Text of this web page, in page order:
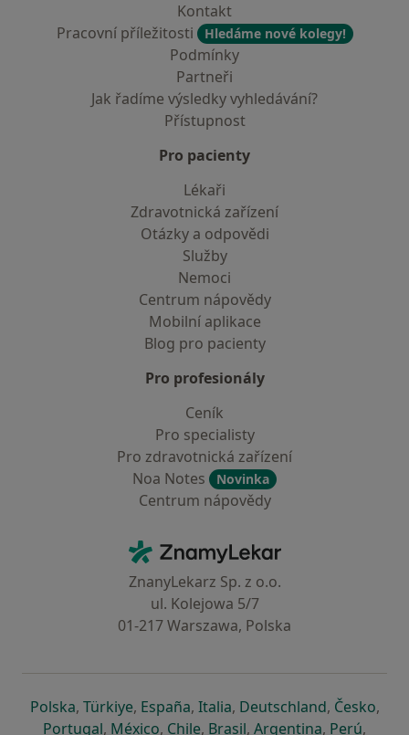
Kontakt
Pracovní příležitosti
Hledáme nové kolegy!
Podmínky
Partneři
Jak řadíme výsledky vyhledávání?
Přístupnost
Pro pacienty
Lékaři
Zdravotnická zařízení
Otázky a odpovědi
Služby
Nemoci
Centrum nápovědy
Mobilní aplikace
Blog pro pacienty
Pro profesionály
Ceník
Pro specialisty
Pro zdravotnická zařízení
Noa Notes
Novinka
Centrum nápovědy
ZnamyLekar - Hlavní stránka
ZnanyLekarz Sp. z o.o.
ul. Kolejowa 5/7
01-217 Warszawa, Polska
Polskase otevře v nové záložce
, Türkiyese otevře v nové záložce
, Españase otevře v nové záložce
, Italiase otevře v nové záložce
, Deutschlandse otevře v
, Českose
,
Portugalse otevře v nové záložce
, Méxicose otevře v nové záložce
, Chilese otevře v nové záložce
, Brasilse otevře v nové
, Argentinase otevře v
, Perúse
,